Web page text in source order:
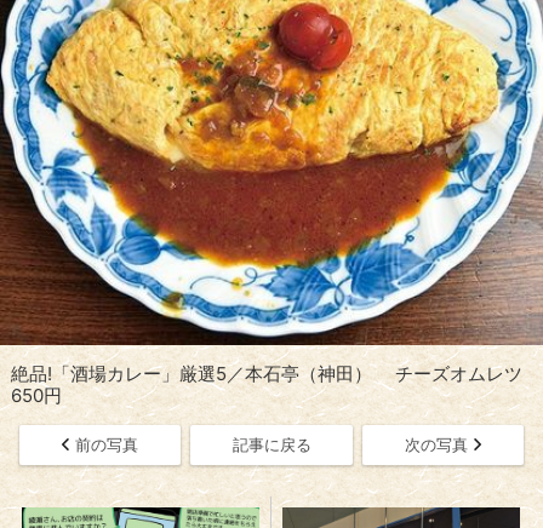
絶品!「酒場カレー」厳選5／本石亭（神田） チーズオムレツ
650円
前の写真 記事に戻る 次の写真